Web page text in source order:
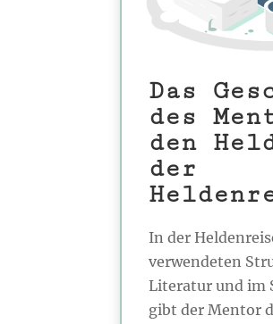
Das
des
den
der
In der
verwendeten
Literatur und im
gibt der Mentor